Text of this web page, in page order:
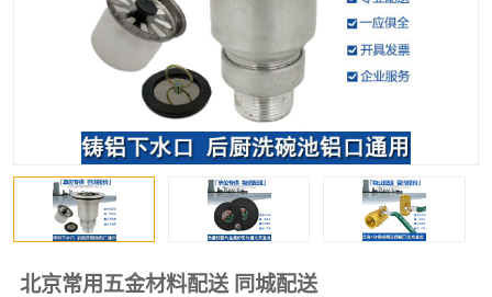
北京常用五金材料配送 同城配送